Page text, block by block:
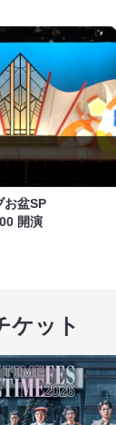
お盆SP
開演
ケット